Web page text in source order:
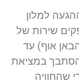
למלון
שירות של
אוף) עד
במציאת
שהחוויה